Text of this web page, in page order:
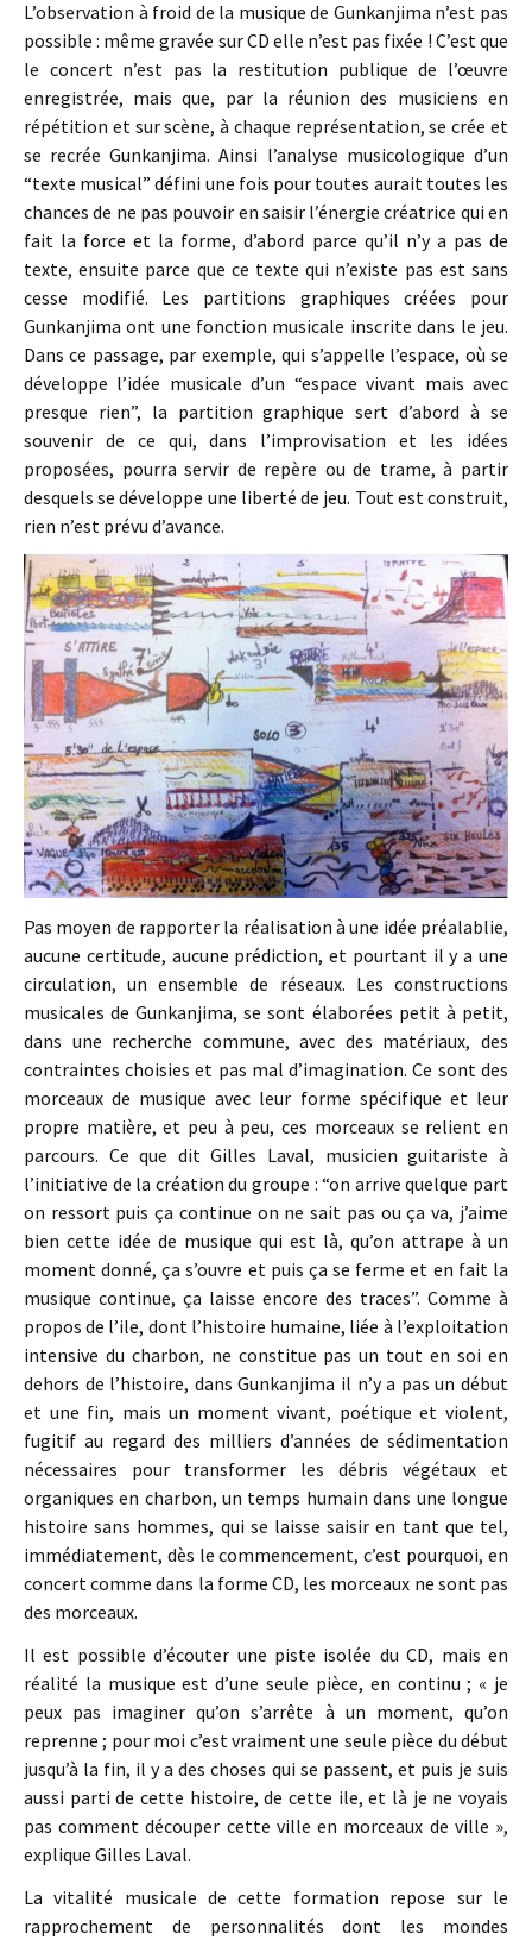
L’observation à froid de la musique de Gunkanjima n’est pas
possible : même gravée sur CD elle n’est pas fixée ! C’est que
le concert n’est pas la restitution publique de l’œuvre
enregistrée, mais que, par la réunion des musiciens en
répétition et sur scène, à chaque représentation, se crée et
se recrée Gunkanjima. Ainsi l’analyse musicologique d’un
“texte musical” défini une fois pour toutes aurait toutes les
chances de ne pas pouvoir en saisir l’énergie créatrice qui en
fait la force et la forme, d’abord parce qu’il n’y a pas de
texte, ensuite parce que ce texte qui n’existe pas est sans
cesse modifié. Les partitions graphiques créées pour
Gunkanjima ont une fonction musicale inscrite dans le jeu.
Dans ce passage, par exemple, qui s’appelle l’espace, où se
développe l’idée musicale d’un “espace vivant mais avec
presque rien”, la partition graphique sert d’abord à se
souvenir de ce qui, dans l’improvisation et les idées
proposées, pourra servir de repère ou de trame, à partir
desquels se développe une liberté de jeu. Tout est construit,
rien n’est prévu d’avance.
Pas moyen de rapporter la réalisation à une idée préalablie,
aucune certitude, aucune prédiction, et pourtant il y a une
circulation, un ensemble de réseaux. Les constructions
musicales de Gunkanjima, se sont élaborées petit à petit,
dans une recherche commune, avec des matériaux, des
contraintes choisies et pas mal d’imagination. Ce sont des
morceaux de musique avec leur forme spécifique et leur
propre matière, et peu à peu, ces morceaux se relient en
parcours. Ce que dit Gilles Laval, musicien guitariste à
l’initiative de la création du groupe : “on arrive quelque part
on ressort puis ça continue on ne sait pas ou ça va, j’aime
bien cette idée de musique qui est là, qu’on attrape à un
moment donné, ça s’ouvre et puis ça se ferme et en fait la
musique continue, ça laisse encore des traces”. Comme à
propos de l’ile, dont l’histoire humaine, liée à l’exploitation
intensive du charbon, ne constitue pas un tout en soi en
dehors de l’histoire, dans Gunkanjima il n’y a pas un début
et une fin, mais un moment vivant, poétique et violent,
fugitif au regard des milliers d’années de sédimentation
nécessaires pour transformer les débris végétaux et
organiques en charbon, un temps humain dans une longue
histoire sans hommes, qui se laisse saisir en tant que tel,
immédiatement, dès le commencement, c’est pourquoi, en
concert comme dans la forme CD, les morceaux ne sont pas
des morceaux.
Il est possible d’écouter une piste isolée du CD, mais en
réalité la musique est d’une seule pièce, en continu ; « je
peux pas imaginer qu’on s’arrête à un moment, qu’on
reprenne ; pour moi c’est vraiment une seule pièce du début
jusqu’à la fin, il y a des choses qui se passent, et puis je suis
aussi parti de cette histoire, de cette ile, et là je ne voyais
pas comment découper cette ville en morceaux de ville »,
explique Gilles Laval.
La vitalité musicale de cette formation repose sur le
rapprochement de personnalités dont les mondes